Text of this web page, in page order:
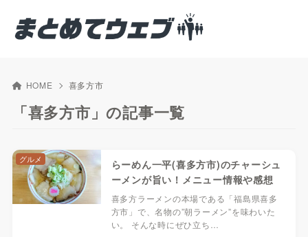
HOME 喜多方市
「喜多方市」の記事一覧
らーめん一平(喜多方市)のチャーシュ
ーメンが旨い！メニュー情報や感想
喜多方ラーメンの本場である「福島県喜多
方市」で、名物の”朝ラーメン”を味わいた
い。 そんな時にぜひ立ち…
グルメ